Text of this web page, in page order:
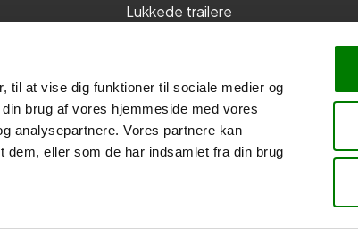
til at vise dig funktioner til sociale medier og
brug af vores hjemmeside med vores
analysepartnere. Vores partnere kan
dem, eller som de har indsamlet fra din brug
Lukkede trailere